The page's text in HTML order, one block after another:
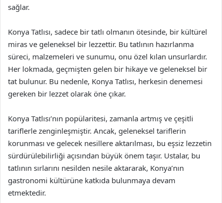
sağlar.
Konya Tatlısı, sadece bir tatlı olmanın ötesinde, bir kültürel
miras ve geleneksel bir lezzettir. Bu tatlının hazırlanma
süreci, malzemeleri ve sunumu, onu özel kılan unsurlardır.
Her lokmada, geçmişten gelen bir hikaye ve geleneksel bir
tat bulunur. Bu nedenle, Konya Tatlısı, herkesin denemesi
gereken bir lezzet olarak öne çıkar.
Konya Tatlısı’nın popülaritesi, zamanla artmış ve çeşitli
tariflerle zenginleşmiştir. Ancak, geleneksel tariflerin
korunması ve gelecek nesillere aktarılması, bu eşsiz lezzetin
sürdürülebilirliği açısından büyük önem taşır. Ustalar, bu
tatlının sırlarını nesilden nesile aktararak, Konya’nın
gastronomi kültürüne katkıda bulunmaya devam
etmektedir.